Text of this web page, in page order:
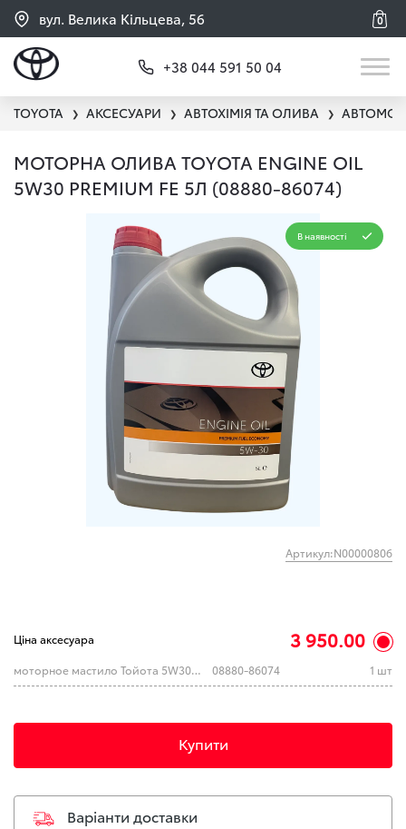
вул. Велика Кільцева, 56 0
+38 044 591 50 04
TOYOTA ❯ АКСЕСУАРИ ❯ АВТОХІМІЯ ТА ОЛИВА ❯
МОТОРНА ОЛИВА TOYOTA ENGINE OIL
5W30 PREMIUM FE 5Л (08880-86074)
В наявності
Артикул:N00000806
Ціна аксесуара 3 950.00
моторное мастило Тойота 5W30 PREMIUM FE (5л) 08880-86074 1 шт
Купити
Варіанти доставки